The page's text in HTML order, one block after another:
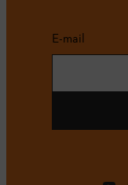
E-mail